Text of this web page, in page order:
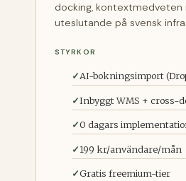
docking,
uteslutande på svensk
STYRKOR
AI-bokningsimport
Inbyggt WMS + cross-
0 dagars
199 kr/användare/mån
Gratis freemium-tier